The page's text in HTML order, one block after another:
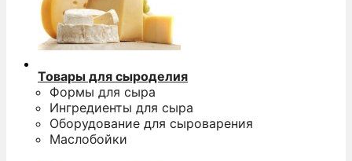
Товары для сыроделия
Формы для сыра
Ингредиенты для сыра
Оборудование для сыроварения
Маслобойки